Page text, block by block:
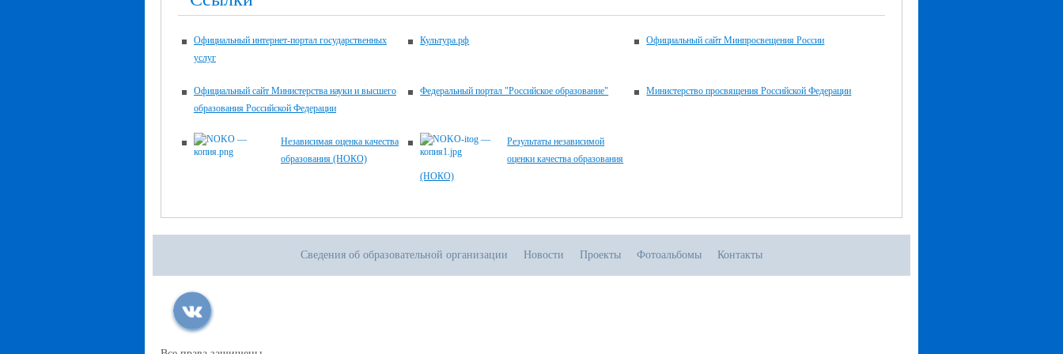
Официальный интернет-портал государственных
услуг
Культура.рф Официальный сайт Минпросвещения России
Официальный сайт Министерства науки и высшего
образования Российской Федерации
Федеральный портал "Российское образование" Министерство просвящения Российской Федерации
Независимая оценка качества
образования (НОКО)
Результаты независимой
оценки качества образования
(НОКО)
Сведения об образовательной организации Новости Проекты Фотоальбомы Контакты